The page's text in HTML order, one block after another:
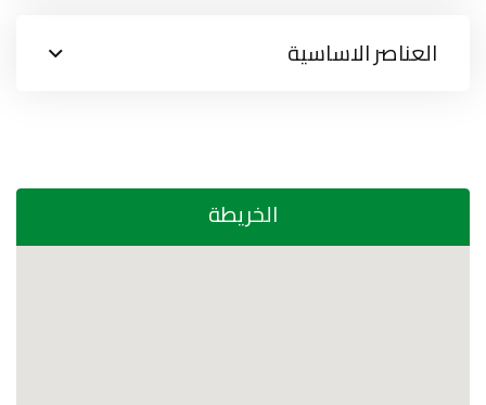
العناصر الاساسية
الخريطة